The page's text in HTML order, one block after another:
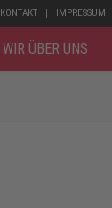
KONTAKT IMPRESSUM
WIR ÜBER UNS